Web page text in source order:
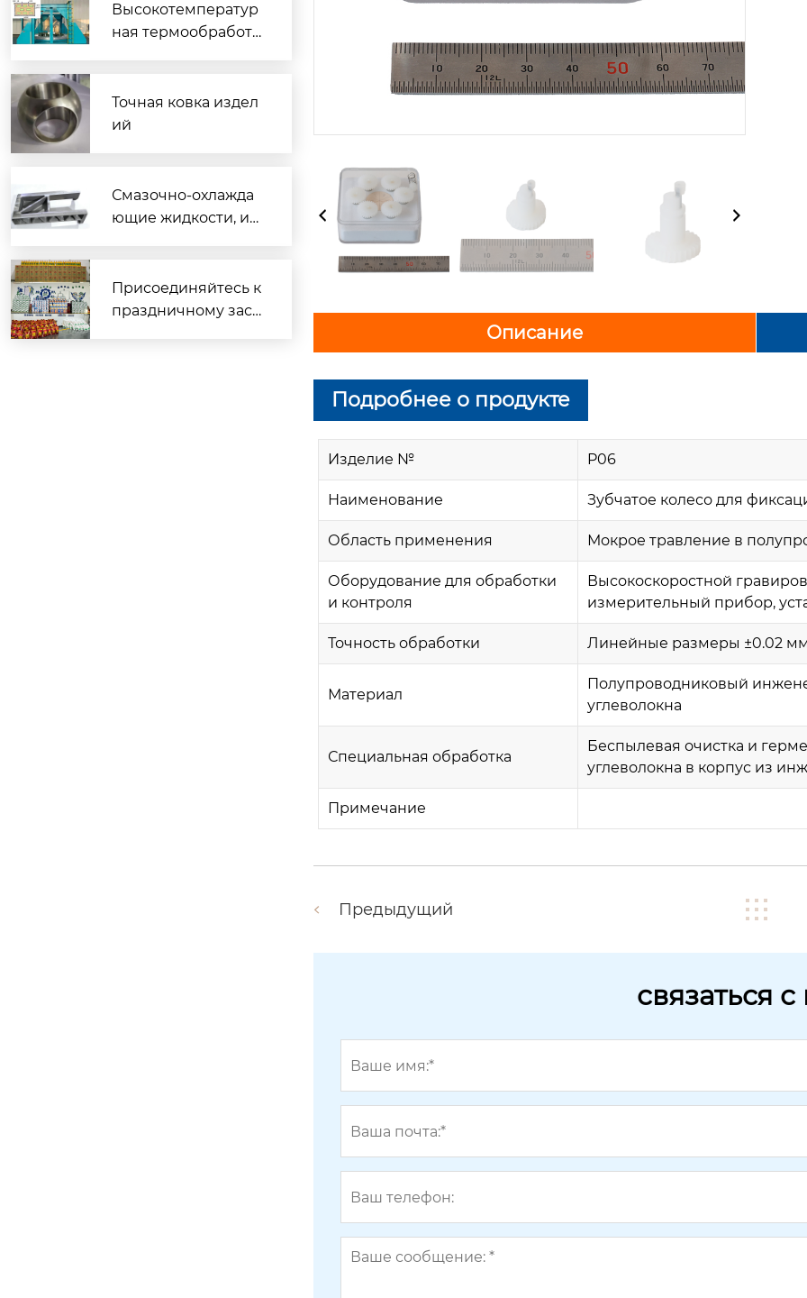
Высокотемператур
ная термообработк
Точная ковка издел
ий
Смазочно-охлажда
ющие жидкости, ис
материалов
Присоединяйтесь к
праздничному заст
Описание
Подробнее о продукте
Изделие № P06
Наименование Зубчатое колесо для
Область применения Мокрое травление в
Оборудование для обработки
и контроля
Высокоскоростной
измерительный прибор,
Точность обработки Линейные размеры ±0.02 мм,
Материал
Полупроводниковый
углеволокна
Специальная обработка
Беспылевая очистка и
углеволокна в корпус из
Примечание
Предыдущий
связаться